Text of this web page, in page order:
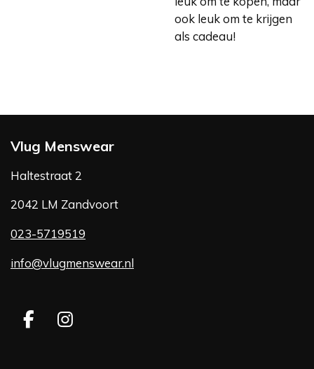
ook leuk om te krijgen
als cadeau!
Vlug Menswear
Haltestraat 2
2042 LM Zandvoort
023-5719519
info@vlugmenswear.nl
F
I